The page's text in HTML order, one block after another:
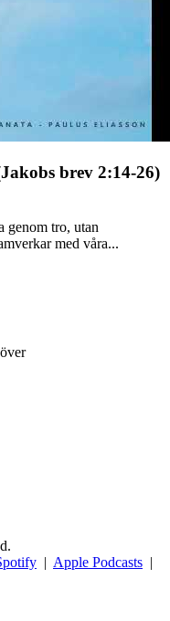
brev 2:14-26)
genom tro, utan
med våra...
| Apple Podcasts |